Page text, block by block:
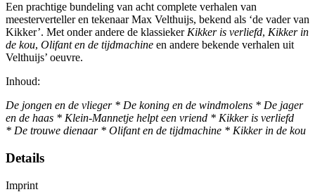
Een prachtige bundeling van acht complete verhalen van
meesterverteller en tekenaar Max Velthuijs, bekend als ‘de vader van
Kikker’. Met onder andere de klassiekerKikker is verliefd, Kikker in
de kou, Olifant en de tijdmachine en andere bekende verhalen uit
Velthuijs’ oeuvre.
Inhoud:
De jongen en de vlieger * De koning en de windmolens * De jager
en de haas * Klein-Mannetje helpt een vriend * Kikker is verliefd
* De trouwe dienaar * Olifant en de tijdmachine * Kikker in de kou
Details
Imprint